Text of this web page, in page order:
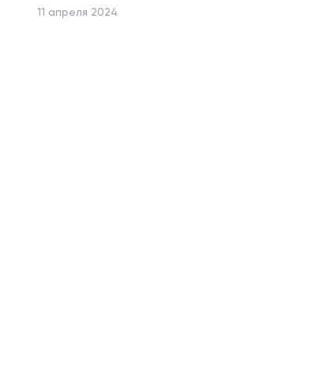
ресторан «ХОЛОП»
11 апреля 2024